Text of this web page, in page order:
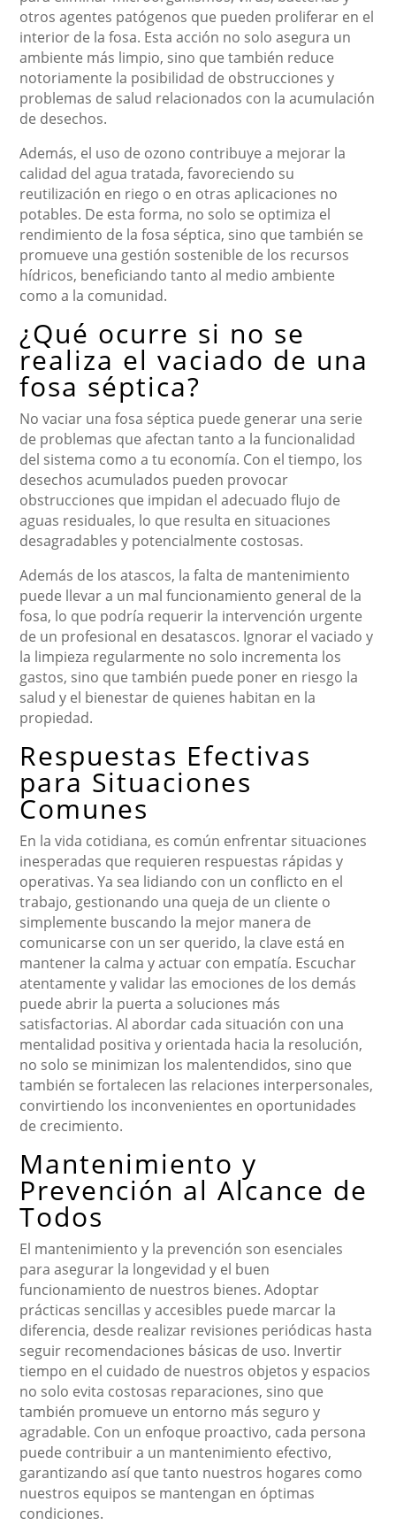
otros agentes patógenos que pueden proliferar en el
interior de la fosa. Esta acción no solo asegura un
ambiente más limpio, sino que también reduce
notoriamente la posibilidad de obstrucciones y
problemas de salud relacionados con la acumulación
de desechos.
Además, el uso de ozono contribuye a mejorar la
calidad del agua tratada, favoreciendo su
reutilización en riego o en otras aplicaciones no
potables. De esta forma, no solo se optimiza el
rendimiento de la fosa séptica, sino que también se
promueve una gestión sostenible de los recursos
hídricos, beneficiando tanto al medio ambiente
como a la comunidad.
¿Qué ocurre si no se
realiza el vaciado de una
fosa séptica?
No vaciar una fosa séptica puede generar una serie
de problemas que afectan tanto a la funcionalidad
del sistema como a tu economía. Con el tiempo, los
desechos acumulados pueden provocar
obstrucciones que impidan el adecuado flujo de
aguas residuales, lo que resulta en situaciones
desagradables y potencialmente costosas.
Además de los atascos, la falta de mantenimiento
puede llevar a un mal funcionamiento general de la
fosa, lo que podría requerir la intervención urgente
de un profesional en desatascos. Ignorar el vaciado y
la limpieza regularmente no solo incrementa los
gastos, sino que también puede poner en riesgo la
salud y el bienestar de quienes habitan en la
propiedad.
Respuestas Efectivas
para Situaciones
Comunes
En la vida cotidiana, es común enfrentar situaciones
inesperadas que requieren respuestas rápidas y
operativas. Ya sea lidiando con un conflicto en el
trabajo, gestionando una queja de un cliente o
simplemente buscando la mejor manera de
comunicarse con un ser querido, la clave está en
mantener la calma y actuar con empatía. Escuchar
atentamente y validar las emociones de los demás
puede abrir la puerta a soluciones más
satisfactorias. Al abordar cada situación con una
mentalidad positiva y orientada hacia la resolución,
no solo se minimizan los malentendidos, sino que
también se fortalecen las relaciones interpersonales,
convirtiendo los inconvenientes en oportunidades
de crecimiento.
Mantenimiento y
Prevención al Alcance de
Todos
El mantenimiento y la prevención son esenciales
para asegurar la longevidad y el buen
funcionamiento de nuestros bienes. Adoptar
prácticas sencillas y accesibles puede marcar la
diferencia, desde realizar revisiones periódicas hasta
seguir recomendaciones básicas de uso. Invertir
tiempo en el cuidado de nuestros objetos y espacios
no solo evita costosas reparaciones, sino que
también promueve un entorno más seguro y
agradable. Con un enfoque proactivo, cada persona
puede contribuir a un mantenimiento efectivo,
garantizando así que tanto nuestros hogares como
nuestros equipos se mantengan en óptimas
condiciones.